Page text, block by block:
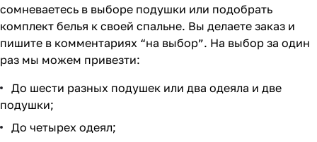
сомневаетесь в выборе подушки или подобрать
комплект белья к своей спальне. Вы делаете заказ и
пишите в комментариях “на выбор”. На выбор за один
раз мы можем привезти:
До шести разных подушек или два одеяла и две
подушки;
До четырех одеял;